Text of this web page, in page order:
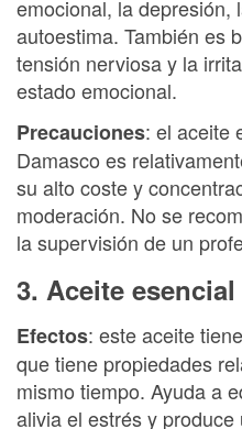
emocional, la depresión,
autoestima. También es
tensión nerviosa y la
estado emocional.
Precauciones: el aceite
Damasco es
su alto coste y
moderación. No se
la supervisión de un
3. Aceite
Efectos: este aceite
que tiene propiedades
mismo tiempo. Ayuda a
alivia el estrés y